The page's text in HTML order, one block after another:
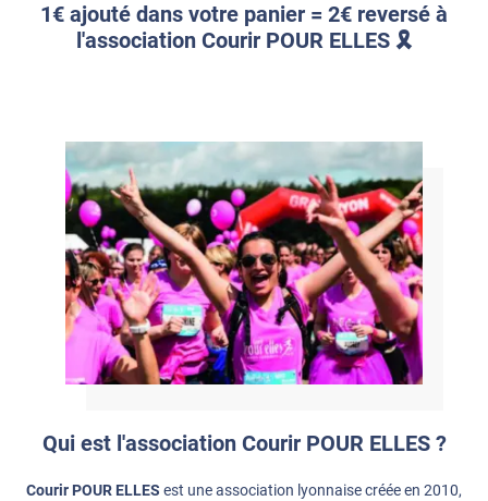
1€ ajouté dans votre panier = 2€ reversé à
l'association Courir POUR ELLES 🎗️
Qui est l'association Courir POUR ELLES ?
Courir POUR ELLES est une association lyonnaise créée en 2010,